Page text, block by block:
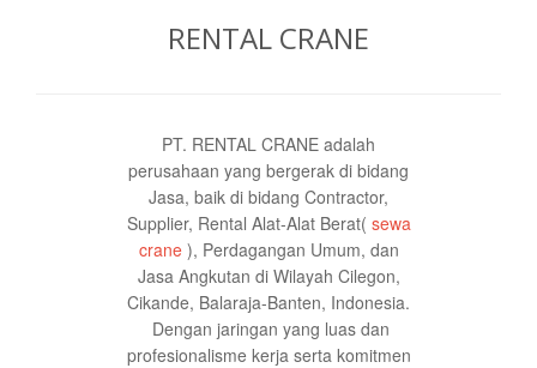
RENTAL CRANE
PT. RENTAL CRANE adalah
perusahaan yang bergerak di bidang
Jasa, baik di bidang Contractor,
Supplier, Rental Alat-Alat Berat( sewa
crane), Perdagangan Umum, dan
Jasa Angkutan di Wilayah Cilegon,
Cikande, Balaraja-Banten, Indonesia.
Dengan jaringan yang luas dan
profesionalisme kerja serta komitmen